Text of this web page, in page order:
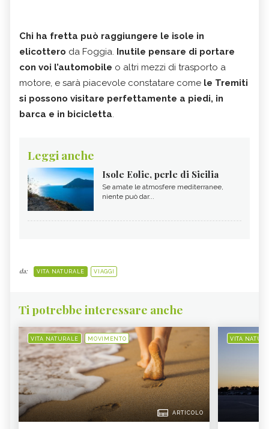
Chi ha fretta può raggiungere le isole in
elicottero da Foggia. Inutile pensare di portare
con voi l’automobile o altri mezzi di trasporto a
motore, e sarà piacevole constatare come le Tremiti
si possono visitare perfettamente a piedi, in
barca e in bicicletta.
Leggi anche
Isole Eolie, perle di Sicilia
Se amate le atmosfere mediterranee,
niente può dar...
da: VITA NATURALE VIAGGI
Ti potrebbe interessare anche
VITA NATURALE MOVIMENTO
ARTICOLO
VITA